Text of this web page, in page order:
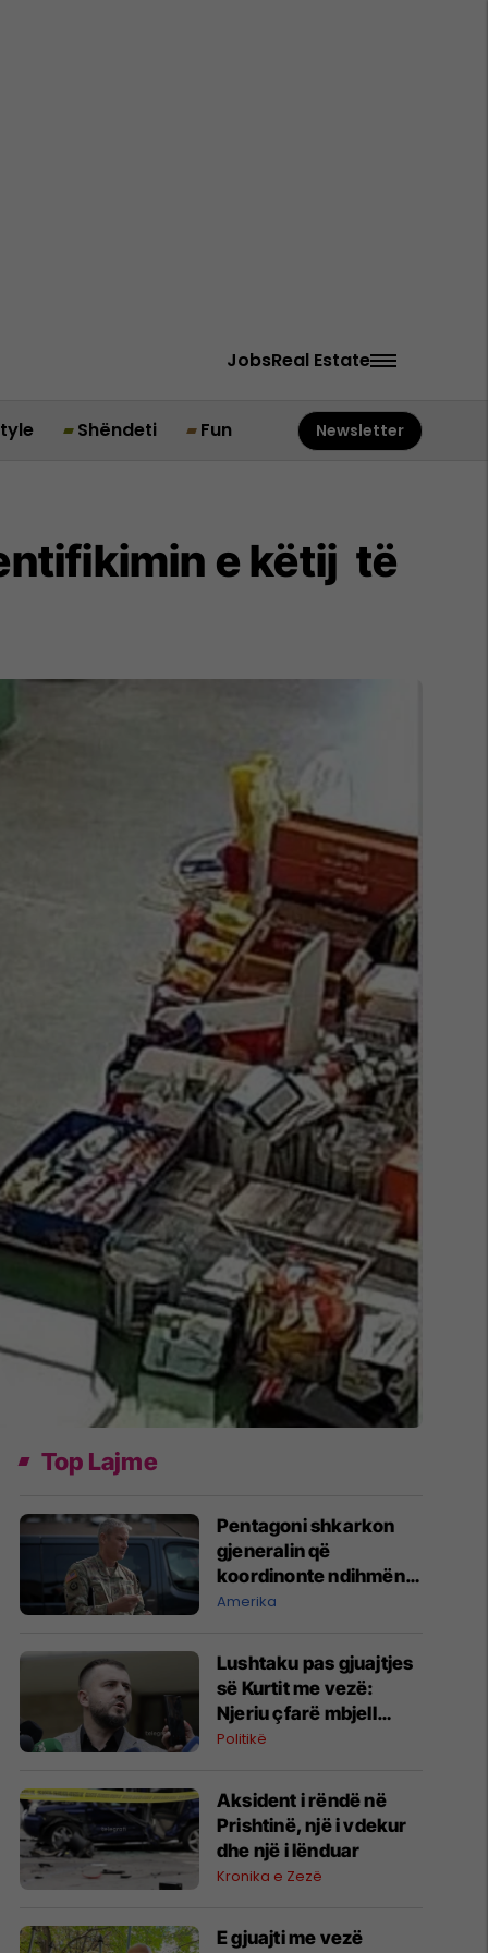
JobsReal Estate
Shëndeti Fun Newsletter
e këtij të
Top Lajme
Pentagoni shkarkon
gjeneralin që
koordinonte ndihmën
ushtarake për
Amerika
​Lushtaku pas gjuajtjes
së Kurtit me vezë:
Njeriu çfarë mbjell
edhe korrë
Politikë
Aksident i rëndë në
Prishtinë, një i vdekur
dhe një i lënduar
Kronika e Zezë
E gjuajti me vezë